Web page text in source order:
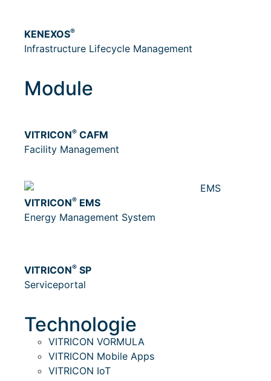
KENEXOS®
Infrastructure Lifecycle Management
Module
VITRICON® CAFM
Facility Management
VITRICON® EMS
Energy Management System
VITRICON® SP
Serviceportal
Technologie
VITRICON VORMULA
VITRICON Mobile Apps
VITRICON IoT